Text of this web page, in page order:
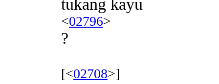
tukang kayu
<02796>
?
[<02708>]